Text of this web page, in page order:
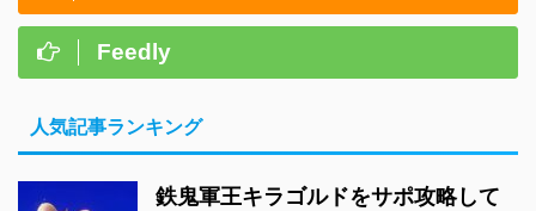
Feedly
人気記事ランキング
鉄鬼軍王キラゴルドをサポ攻略して